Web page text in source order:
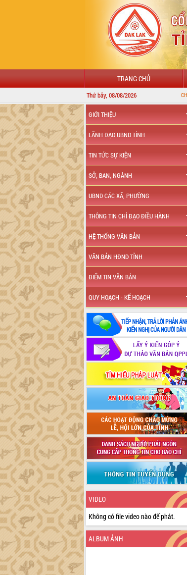
TRANG CHỦ
Thứ bảy, 08/08/2026 CHÀO MỪNG
GIỚI THIỆU
LÃNH ĐẠO UBND TỈNH
TIN TỨC SỰ KIỆN
SỞ, BAN, NGÀNH
UBND CÁC XÃ, PHƯỜNG
THÔNG TIN CHỈ ĐẠO ĐIỀU HÀNH
HỆ THỐNG VĂN BẢN
VĂN BẢN HĐND TỈNH
ĐIỂM TIN VĂN BẢN
QUY HOẠCH - KẾ HOẠCH
VIDEO
Không có file video nào để phát.
ALBUM ẢNH